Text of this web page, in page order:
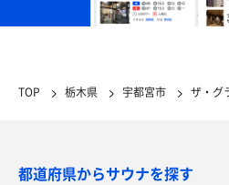
TOP 栃木県 宇都宮市 ザ・グ
都道府県からサウナを探す